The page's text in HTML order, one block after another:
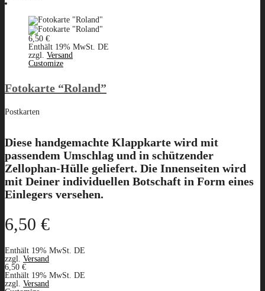
6,50 €
Enthält 19% MwSt. DE
zzgl. Versand
Customize
Fotokarte “Roland”
Postkarten
Diese handgemachte Klappkarte wird mit
passendem Umschlag und in schützender
Zellophan-Hülle geliefert. Die Innenseiten wird
mit Deiner individuellen Botschaft in Form eines
Einlegers versehen.
6,50 €
Enthält 19% MwSt. DE
zzgl. Versand
6,50 €
Enthält 19% MwSt. DE
zzgl. Versand